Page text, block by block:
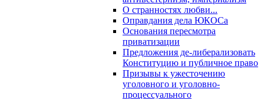
О странностях любви...
Оправдания дела ЮКОСа
Основания пересмотра
приватизации
Предложения де-либерализовать
Конституцию и публичное право
Призывы к ужесточению
уголовного и уголовно-
процессуального